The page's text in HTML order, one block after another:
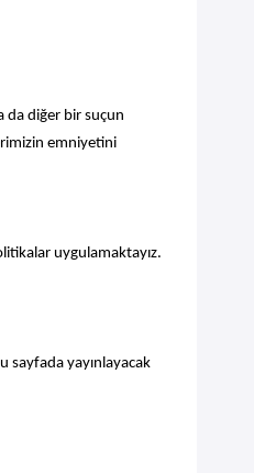
da diğer bir suçun
emniyetini
uygulamaktayız.
sayfada yayınlayacak